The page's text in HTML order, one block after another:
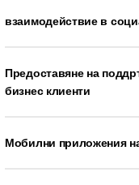
взаимодействие в
Предоставяне на
бизнес клиенти
Мобилни приложения